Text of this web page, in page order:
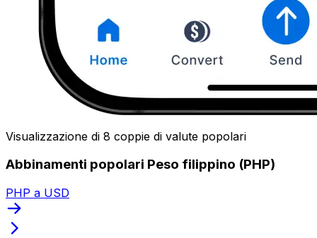
Visualizzazione di 8 coppie di valute popolari
Abbinamenti popolari Peso filippino (PHP)
PHP a USD